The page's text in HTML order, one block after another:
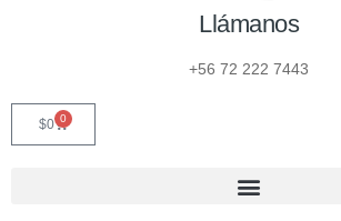
Llámanos
+56 72 222 7443
$0 0